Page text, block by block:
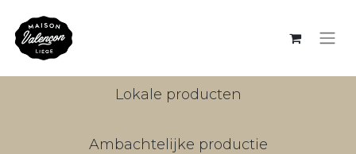
Lokale producten
Ambachtelijke productie